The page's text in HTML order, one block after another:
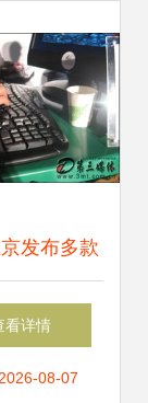
发布多款
外设旗舰
领智联办
看详情
08-07